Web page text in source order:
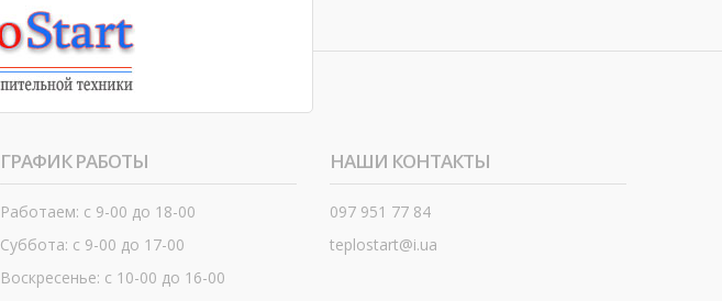
ГРАФИК РАБОТЫ
Работаем: с 9-00 до 18-00
Суббота: с 9-00 до 17-00
Воскресенье: с 10-00 до 16-00
НАШИ КОНТАКТЫ
097 951 77 84
teplostart@i.ua